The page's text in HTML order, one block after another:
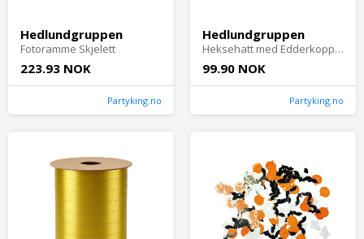
Hedlundgruppen
Fotoramme Skjelett
223.93 NOK
Partyking.no
Hedlundgruppen
Heksehatt med Edderkopp Svart - One size
99.90 NOK
Partyking.no